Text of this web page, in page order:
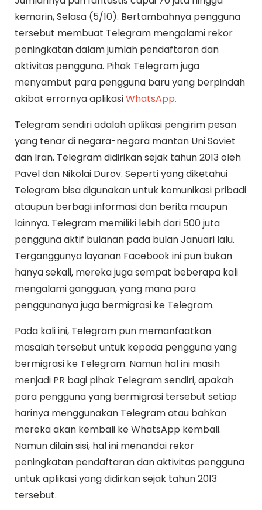
kemarin, Selasa (5/10). Bertambahnya pengguna
tersebut membuat Telegram mengalami rekor
peningkatan dalam jumlah pendaftaran dan
aktivitas pengguna. Pihak Telegram juga
menyambut para pengguna baru yang berpindah
akibat errornya aplikasiWhatsApp.
Telegram sendiri adalah aplikasi pengirim pesan
yang tenar di negara-negara mantan Uni Soviet
dan Iran. Telegram didirikan sejak tahun 2013 oleh
Pavel dan Nikolai Durov. Seperti yang diketahui
Telegram bisa digunakan untuk komunikasi pribadi
ataupun berbagi informasi dan berita maupun
lainnya. Telegram memiliki lebih dari 500 juta
pengguna aktif bulanan pada bulan Januari lalu.
Terganggunya layanan Facebook ini pun bukan
hanya sekali, mereka juga sempat beberapa kali
mengalami gangguan, yang mana para
penggunanya juga bermigrasi ke Telegram.
Pada kali ini, Telegram pun memanfaatkan
masalah tersebut untuk kepada pengguna yang
bermigrasi ke Telegram. Namun hal ini masih
menjadi PR bagi pihak Telegram sendiri, apakah
para pengguna yang bermigrasi tersebut setiap
harinya menggunakan Telegram atau bahkan
mereka akan kembali ke WhatsApp kembali.
Namun dilain sisi, hal ini menandai rekor
peningkatan pendaftaran dan aktivitas pengguna
untuk aplikasi yang didirkan sejak tahun 2013
tersebut.